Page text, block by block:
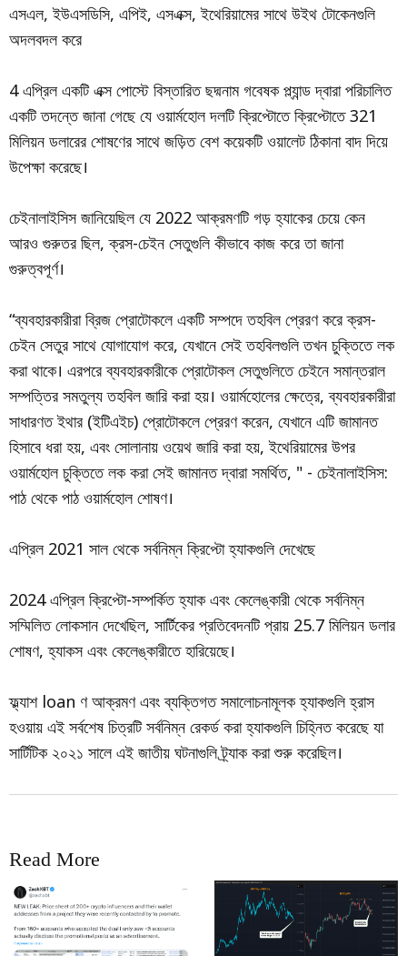
এসএল, ইউএসডিসি, এপিই, এসএক্স, ইথেরিয়ামের সাথে উইথ টোকেনগুলি
অদলবদল করে
4 এপ্রিল একটি এক্স পোস্টে বিস্তারিত ছদ্মনাম গবেষক প্ল্যান্ড দ্বারা পরিচালিত
একটি তদন্তে জানা গেছে যে ওয়ার্মহোল দলটি ক্রিপ্টোতে ক্রিপ্টোতে 321
মিলিয়ন ডলারের শোষণের সাথে জড়িত বেশ কয়েকটি ওয়ালেট ঠিকানা বাদ দিয়ে
উপেক্ষা করেছে।
চেইনালাইসিস জানিয়েছিল যে 2022 আক্রমণটি গড় হ্যাকের চেয়ে কেন
আরও গুরুতর ছিল, ক্রস-চেইন সেতুগুলি কীভাবে কাজ করে তা জানা
গুরুত্বপূর্ণ।
“ব্যবহারকারীরা ব্রিজ প্রোটোকলে একটি সম্পদে তহবিল প্রেরণ করে ক্রস-
চেইন সেতুর সাথে যোগাযোগ করে, যেখানে সেই তহবিলগুলি তখন চুক্তিতে লক
করা থাকে। এরপরে ব্যবহারকারীকে প্রোটোকল সেতুগুলিতে চেইনে সমান্তরাল
সম্পত্তির সমতুল্য তহবিল জারি করা হয়। ওয়ার্মহোলের ক্ষেত্রে, ব্যবহারকারীরা
সাধারণত ইথার (ইটিএইচ) প্রোটোকলে প্রেরণ করেন, যেখানে এটি জামানত
হিসাবে ধরা হয়, এবং সোলানায় ওয়েথ জারি করা হয়, ইথেরিয়ামের উপর
ওয়ার্মহোল চুক্তিতে লক করা সেই জামানত দ্বারা সমর্থিত, " - চেইনালাইসিস:
পাঠ থেকে পাঠ ওয়ার্মহোল শোষণ।
এপ্রিল 2021 সাল থেকে সর্বনিম্ন ক্রিপ্টো হ্যাকগুলি দেখেছে
2024 এপ্রিল ক্রিপ্টো-সম্পর্কিত হ্যাক এবং কেলেঙ্কারী থেকে সর্বনিম্ন
সম্মিলিত লোকসান দেখেছিল, সার্টিকের প্রতিবেদনটি প্রায় 25.7 মিলিয়ন ডলার
শোষণ, হ্যাকস এবং কেলেঙ্কারীতে হারিয়েছে।
ফ্ল্যাশ loan ণ আক্রমণ এবং ব্যক্তিগত সমালোচনামূলক হ্যাকগুলি হ্রাস
হওয়ায় এই সর্বশেষ চিত্রটি সর্বনিম্ন রেকর্ড করা হ্যাকগুলি চিহ্নিত করেছে যা
সার্টিটিক ২০২১ সালে এই জাতীয় ঘটনাগুলি ট্র্যাক করা শুরু করেছিল।
Read More